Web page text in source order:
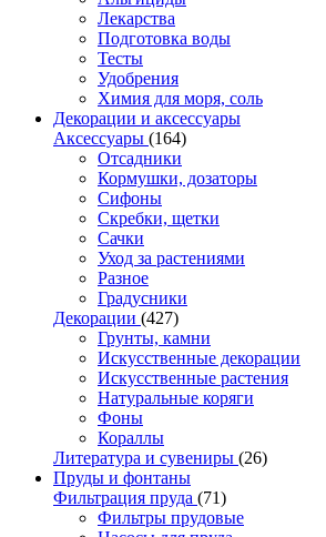
Лекарства
Подготовка воды
Тесты
Удобрения
Химия для моря, соль
Декорации и аксессуары
Аксессуары (164)
Отсадники
Кормушки, дозаторы
Сифоны
Скребки, щетки
Сачки
Уход за растениями
Разное
Градусники
Декорации (427)
Грунты, камни
Искусственные декорации
Искусственные растения
Натуральные коряги
Фоны
Кораллы
Литература и сувениры (26)
Пруды и фонтаны
Фильтрация пруда (71)
Фильтры прудовые